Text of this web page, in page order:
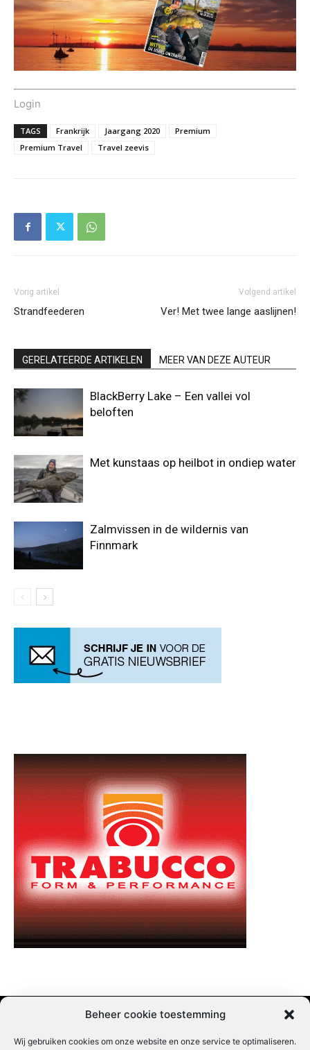
Beheer cookie toestemming
Wij gebruiken cookies om onze website en onze service te optimaliseren.
Login
TAGS Frankrijk Jaargang 2020
Premium
Premium Travel
Travel zeevis
Vorig artikel
Strandfeederen
Volgend artikel
Ver! Met twee lange aaslijnen!
GERELATEERDE ARTIKELEN MEER VAN DEZE AUTEUR
BlackBerry Lake – Een vallei vol
beloften
Met kunstaas op heilbot in ondiep water
Zalmvissen in de wildernis van
Finnmark